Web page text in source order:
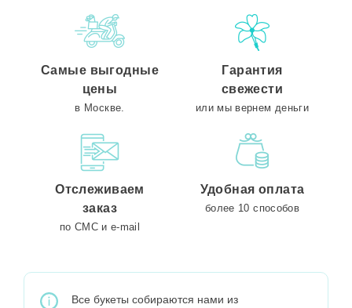
Самые выгодные
цены
в Москве.
Гарантия
свежести
или мы вернем деньги
Отслеживаем
заказ
по СМС и e-mail
Удобная оплата
более 10 способов
Все букеты собираются нами из